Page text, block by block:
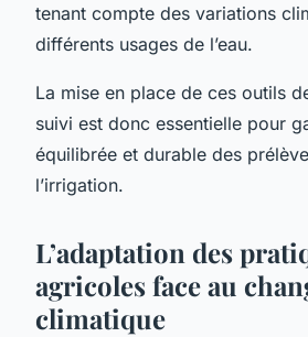
tenant compte des variations
différents usages de l’eau.
La mise en place de ces outils
suivi est donc essentielle pour
équilibrée et durable des
l’irrigation.
L’adaptation des
agricoles face au
climatique